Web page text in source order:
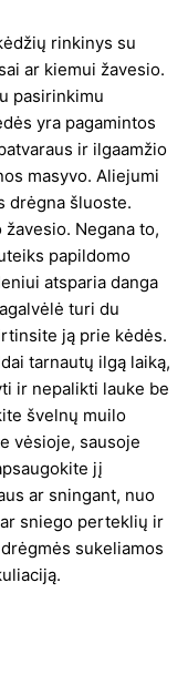
rinkinys su
ar kiemui žavesio.
pasirinkimu
yra pagamintos
ir ilgaamžio
masyvo. Aliejumi
drėgna šluoste.
Negana to,
papildomo
atsparia danga
turi du
ją prie kėdės.
tarnautų ilgą laiką,
ir nepalikti lauke be
švelnų muilo
vėsioje, sausoje
jį
ar sningant, nuo
sniego perteklių ir
sukeliamos